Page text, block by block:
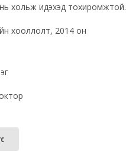
нь хольж идэхэд тохиромжтой.
хооллолт, 2014 он